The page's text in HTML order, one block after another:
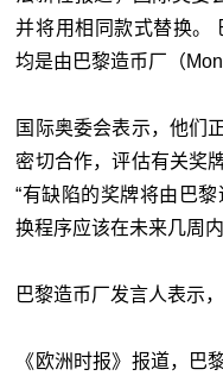
并将用相同款式替换。
均是由巴黎造币厂（
国际奥委会表示，他们
密切合作，评估有关奖
“有缺陷的奖牌将由巴
换程序应该在未来几周
巴黎造币厂发言人表示
《欧洲时报》报道，巴